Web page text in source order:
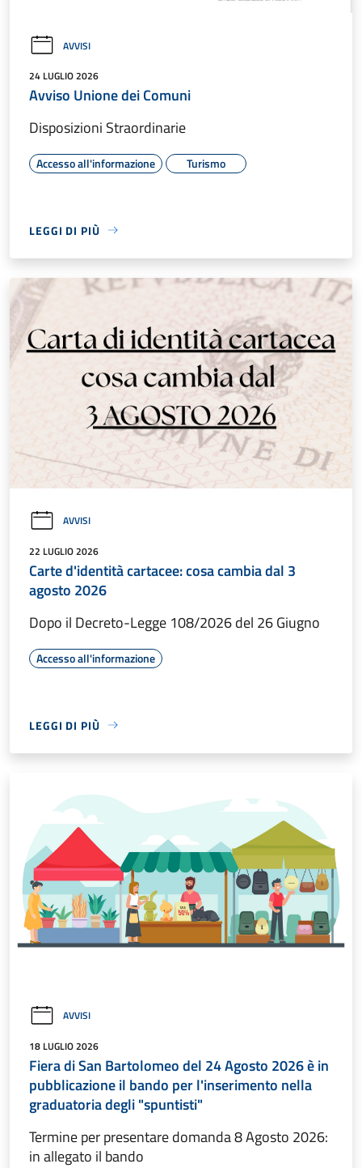
AVVISI
24 LUGLIO 2026
Avviso Unione dei Comuni
Disposizioni Straordinarie
Accesso all'informazione Turismo
LEGGI DI PIÙ
AVVISI
22 LUGLIO 2026
Carte d'identità cartacee: cosa cambia dal 3
agosto 2026
Dopo il Decreto-Legge 108/2026 del 26 Giugno
Accesso all'informazione
LEGGI DI PIÙ
AVVISI
18 LUGLIO 2026
Fiera di San Bartolomeo del 24 Agosto 2026 è in
pubblicazione il bando per l'inserimento nella
graduatoria degli "spuntisti"
Termine per presentare domanda 8 Agosto 2026:
in allegato il bando